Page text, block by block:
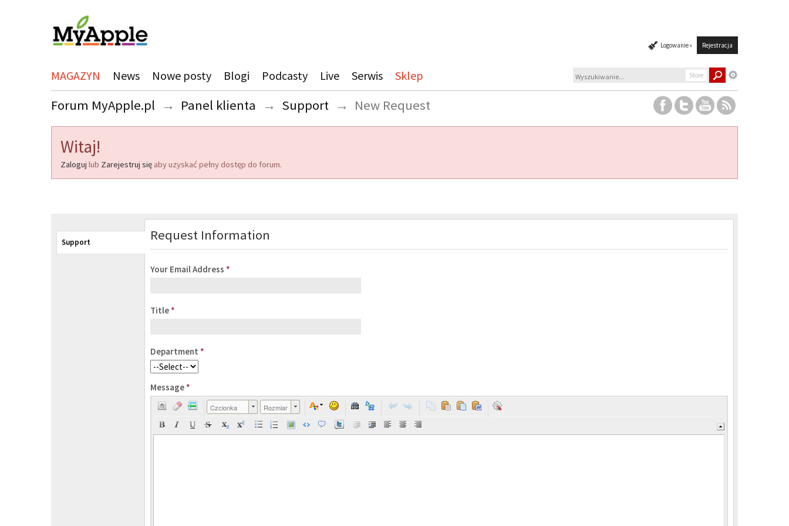
Logowanie » Rejestracja
MAGAZYN News Nowe posty Blogi Podcasty Live Serwis Sklep Store
Forum MyApple.pl → Panel klienta → Support → New Request
Witaj!
Zaloguj lub Zarejestruj się aby uzyskać pełny dostęp do forum.
Support Request Information
Your Email Address *
Title *
Department *
Message *
Czcionka Rozmiar